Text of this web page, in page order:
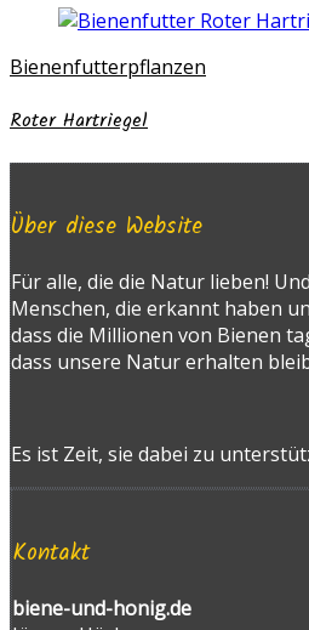
Bienenfutterpflanzen
Roter Hartriegel
Über diese Website
Für alle, die die Natur lieben!
Menschen, die erkannt haben
dass die Millionen von Bienen
dass unsere Natur erhalten
Es ist Zeit, sie dabei zu
Kontakt
biene-und-honig.de